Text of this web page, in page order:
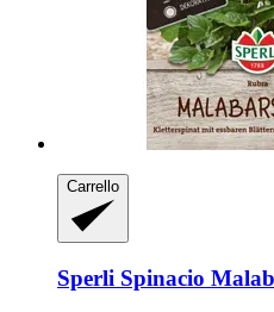
Carrello
Sperli Spinacio